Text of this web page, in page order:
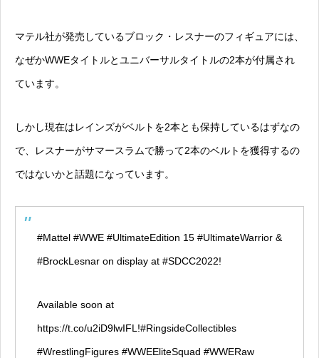
マテル社が発売しているブロック・レスナーのフィギュアには、
なぜかWWEタイトルとユニバーサルタイトルの2本が付属され
ています。
しかし現在はレインズがベルトを2本とも保持しているはずなの
で、レスナーがサマースラムで勝って2本のベルトを獲得するの
ではないかと話題になっています。
#Mattel #WWE #UltimateEdition 15 #UltimateWarrior &
#BrockLesnar on display at #SDCC2022!
Available soon at
https://t.co/u2iD9lwIFL !#RingsideCollectibles
#WrestlingFigures #WWEEliteSquad #WWERaw